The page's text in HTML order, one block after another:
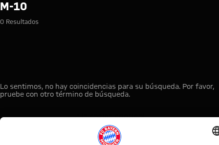
Búsqueda: m-10
M-10
0 Resultados
Lo sentimos, no hay coincidencias para su búsqueda. Por favor,
pruebe con otro término de búsqueda.
A la página principal